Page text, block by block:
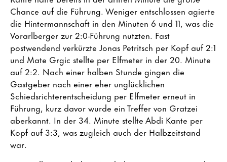
Chance auf die Führung. Weniger entschlossen agierte
die Hintermannschaft in den Minuten 6 und 11, was die
Vorarlberger zur 2:0-Führung nutzten. Fast
postwendend verkürzte Jonas Petritsch per Kopf auf 2:1
und Mate Grgic stellte per Elfmeter in der 20. Minute
auf 2:2. Nach einer halben Stunde gingen die
Gastgeber nach einer eher unglücklichen
Schiedsrichterentscheidung per Elfmeter erneut in
Führung, kurz davor wurde ein Treffer von Gratzei
aberkannt. In der 34. Minute stellte Abdi Kante per
Kopf auf 3:3, was zugleich auch der Halbzeitstand
war.